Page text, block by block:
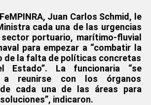
Juan Carlos Schmid, le
cada una de las urgencias
portuario, marítimo-fluvial
para empezar a “combatir la
de la falta de políticas concretas
Estado”. La funcionaria “se
a reunirse con los órganos
cada una de las áreas para
indicaron.